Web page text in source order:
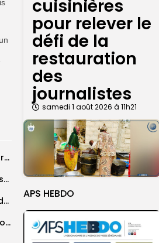
cuisinières
pour relever le
défi de la
restauration
des
journalistes
samedi 1 août 2026 à 11h21
APS HEBDO
Magal Touba : dans les coulisses de la restauration de la presse...
Politique de la jeunesse : la CEDEAO adopte son plan d’actions stratégiques...
Grand Magal de Touba : La CSU au plus près des pèlerins
Magal 2026 : près de 20 000 pèlerins transportés vers Touba en...